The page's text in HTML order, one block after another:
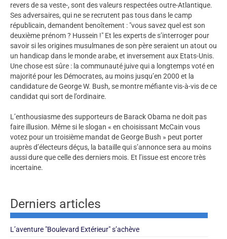
revers de sa veste-, sont des valeurs respectées outre-Atlantique.
Ses adversaires, qui ne se recrutent pas tous dans le camp
républicain, demandent benoîtement : "vous savez quel est son
deuxième prénom ? Hussein !" Et les experts de s’interroger pour
savoir si les origines musulmanes de son père seraient un atout ou
un handicap dans le monde arabe, et inversement aux Etats-Unis.
Une chose est sûre : la communauté juive qui a longtemps voté en
majorité pour les Démocrates, au moins jusqu’en 2000 et la
candidature de George W. Bush, se montre méfiante vis-à-vis de ce
candidat qui sort de l’ordinaire.
L’enthousiasme des supporteurs de Barack Obama ne doit pas
faire illusion. Même si le slogan « en choisissant McCain vous
votez pour un troisième mandat de George Bush » peut porter
auprès d’électeurs déçus, la bataille qui s’annonce sera au moins
aussi dure que celle des derniers mois. Et l’issue est encore très
incertaine.
Derniers articles
L’aventure "Boulevard Extérieur" s’achève